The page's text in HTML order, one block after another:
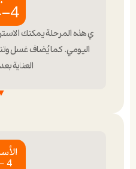
امتنع عن لمس أو خدش
البصيلات
نم ورأسك
تجنب
ابتعد عن الأنشطة الشاقة
ي هذه المرحلة يمكنك
اليومي. كما يُضاف غسل
العناية